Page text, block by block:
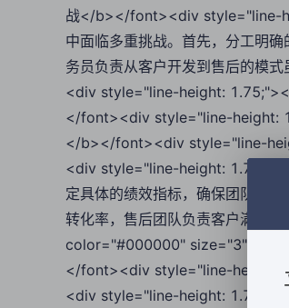
战</b></font><div style="line-
中面临多重挑战。首先，分工明
务员负责从客户开发到售后的模
<div style="line-height:
</font><div style="line-height:
</b></font><div style="line-
<div style="line-height:
定具体的绩效指标，确保团队协
转化率，售后团队负责客户满意
color="#000000" size="3">
</font><div style="line-height:
<div style="line-height: